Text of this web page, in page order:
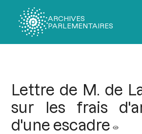
ARCHIVES
PARLEMENTAIRES
Lettre de M. de
sur les frais
d'une escadre